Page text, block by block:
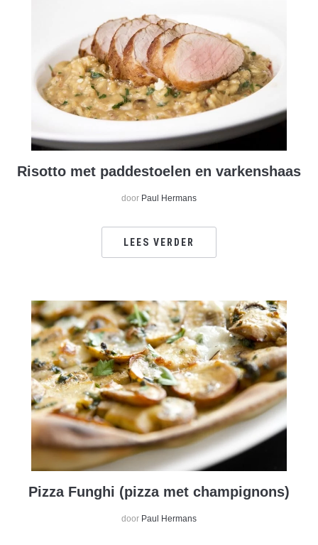
Risotto met paddestoelen en varkenshaas
door Paul Hermans
LEES VERDER
Pizza Funghi (pizza met champignons)
door Paul Hermans